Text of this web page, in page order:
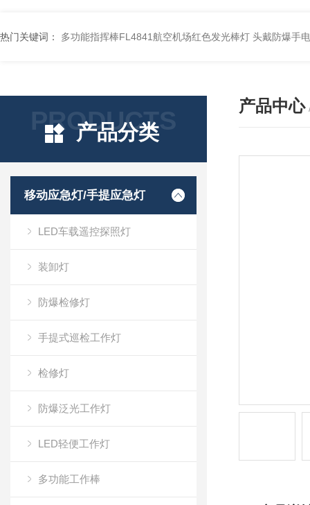
热门关键词： 多功能指挥棒FL4841航空机场红色发光棒灯 头戴防爆手
PRODUCTS
产品分类
移动应急灯/手提应急灯
LED车载遥控探照灯
装卸灯
防爆检修灯
手提式巡检工作灯
检修灯
防爆泛光工作灯
LED轻便工作灯
多功能工作棒
产品中心